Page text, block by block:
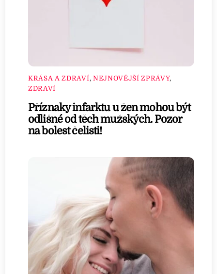
KRÁSA A ZDRAVÍ, NEJNOVĚJŠÍ ZPRÁVY,
ZDRAVÍ
Příznaky infarktu u žen mohou být
odlišné od těch mužských. Pozor
na bolest čelisti!